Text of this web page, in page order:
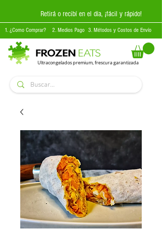
Retirá o recibí en el día, ¡fácil y rápido!
1. ¿Como Comprar? 2. Medios Pago 3. Métodos y Costos de Envío
Ultracongelados premium, frescura garantizada